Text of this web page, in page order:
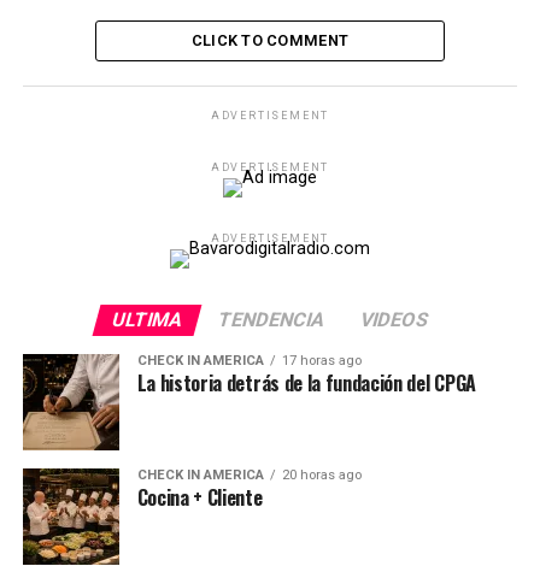
CLICK TO COMMENT
ADVERTISEMENT
ADVERTISEMENT
ADVERTISEMENT
ULTIMA TENDENCIA VIDEOS
CHECK IN AMERICA 17 horas ago
La historia detrás de la fundación del CPGA
CHECK IN AMERICA 20 horas ago
Cocina + Cliente